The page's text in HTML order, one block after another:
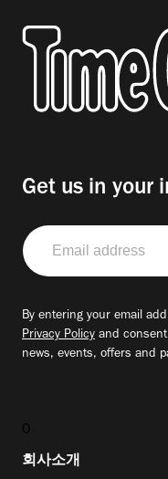
Get us in your
Email
address
By entering your email
Privacy Policy and
news, events, offers and
0
회사소개